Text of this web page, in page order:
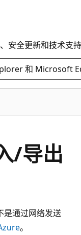
全更新和技术支持
和 Microsoft
/导出
是通过网络发送
。